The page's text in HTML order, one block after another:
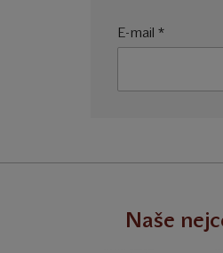
E-mail *
Naše